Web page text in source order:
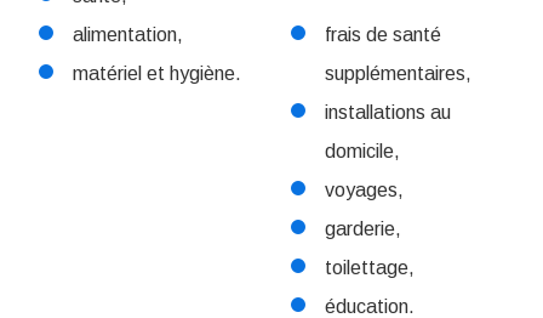
alimentation,
matériel et hygiène.
frais de santé
supplémentaires,
installations au
domicile,
voyages,
garderie,
toilettage,
éducation.